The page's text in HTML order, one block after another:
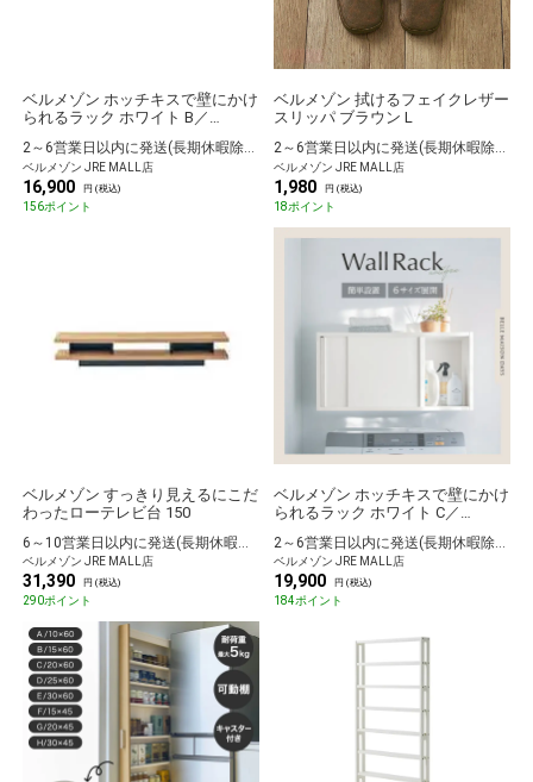
ベルメゾン ホッチキスで壁にかけ
られるラック ホワイト B／
2～6営業日以内に発送(長期休暇除く)
ベルメゾン JRE MALL店
16,900 円 (税込)
156ポイント
ベルメゾン 拭けるフェイクレザー
スリッパ ブラウン L
2～6営業日以内に発送(長期休暇除く)
ベルメゾン JRE MALL店
1,980 円 (税込)
18ポイント
ベルメゾン すっきり見えるにこだ
わったローテレビ台 150
ベルメゾン JRE MALL店
31,390 円 (税込)
290ポイント
ベルメゾン ホッチキスで壁にかけ
られるラック ホワイト C／
ベルメゾン JRE MALL店
19,900 円 (税込)
184ポイント